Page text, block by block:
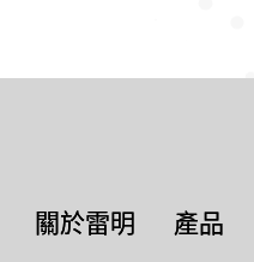
關於雷明 產品